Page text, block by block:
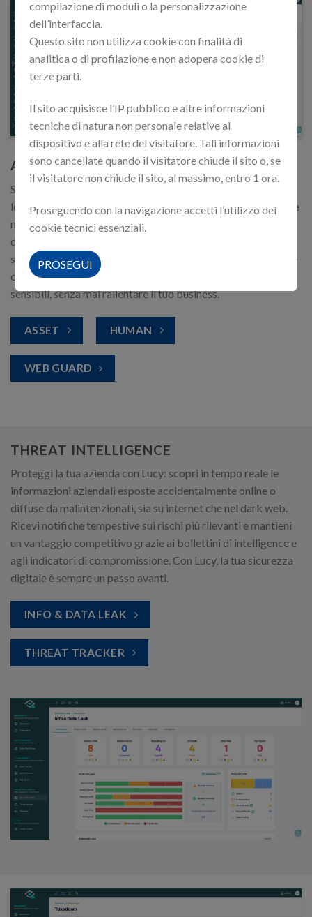
ATTACK SURFACE MONITORING
Scopri ogni vulnerabilità nella tua presenza online prima che
lo facciano altri. Lucy protegge il tuo business identificando e
monitorando continuamente tutti i punti di accesso digitali
della tua azienda esposti sul web, dai portali aziendali ai
server fino alle caselle email. Con Lucy ottieni una protezione
completa che salvaguarda la tua reputazione e i tuoi dati
sensibili, senza mai rallentare il tuo business.
ASSET HUMAN
WEB GUARD
THREAT INTELLIGENCE
Proteggi la tua azienda con Lucy: scopri in tempo reale le
informazioni aziendali esposte accidentalmente online o
diffuse da malintenzionati, sia su internet che nel dark web.
Ricevi notifiche tempestive sui rischi più rilevanti e mantieni
un vantaggio competitivo grazie ai bollettini di intelligence e
agli indicatori di compromissione. Con Lucy, la tua sicurezza
digitale è sempre un passo avanti.
INFO & DATA LEAK
THREAT TRACKER
compilazione di moduli o la personalizzazione
dell’interfaccia.
Questo sito non utilizza cookie con finalità di
analitica o di profilazione e non adopera cookie di
terze parti.
Il sito acquisisce l’IP pubblico e altre informazioni
tecniche di natura non personale relative al
dispositivo e alla rete del visitatore. Tali informazioni
sono cancellate quando il visitatore chiude il sito o, se
il visitatore non chiude il sito, al massimo, entro 1 ora.
Proseguendo con la navigazione accetti l’utilizzo dei
cookie tecnici essenziali.
PROSEGUI